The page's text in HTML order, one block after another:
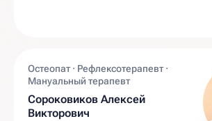
Остеопат · Рефлексотерапевт ·
Мануальный терапевт
Сороковиков Алексей
Викторович